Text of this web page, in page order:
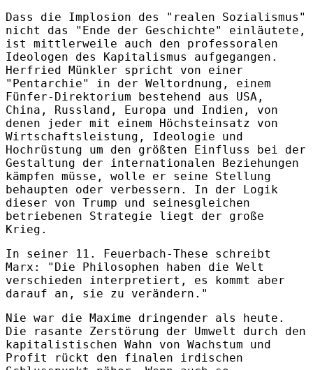
Dass die Implosion des "realen Sozialismus"
nicht das "Ende der Geschichte" einläutete,
ist mittlerweile auch den professoralen
Ideologen des Kapitalismus aufgegangen.
Herfried Münkler spricht von einer
"Pentarchie" in der Weltordnung, einem
Fünfer-Direktorium bestehend aus USA,
China, Russland, Europa und Indien, von
denen jeder mit einem Höchsteinsatz von
Wirtschaftsleistung, Ideologie und
Hochrüstung um den größten Einfluss bei der
Gestaltung der internationalen Beziehungen
kämpfen müsse, wolle er seine Stellung
behaupten oder verbessern. In der Logik
dieser von Trump und seinesgleichen
betriebenen Strategie liegt der große
Krieg.
In seiner 11. Feuerbach-These schreibt
Marx: "Die Philosophen haben die Welt
verschieden interpretiert, es kommt aber
darauf an, sie zu verändern."
Nie war die Maxime dringender als heute.
Die rasante Zerstörung der Umwelt durch den
kapitalistischen Wahn von Wachstum und
Profit rückt den finalen irdischen